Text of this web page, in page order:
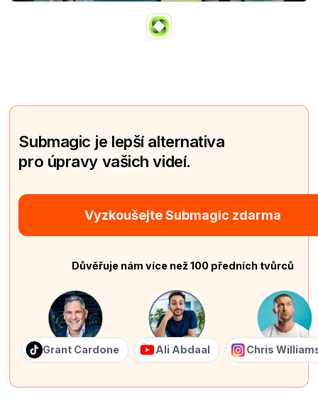
Submagic je lepší alternativa
pro úpravy vašich videí.
Vyzkoušejte Submagic zdarma
Důvěřuje nám více než 100 předních tvůrců
Grant Cardone Ali Abdaal Chris